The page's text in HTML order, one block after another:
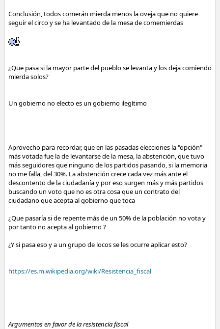
Conclusión, todos comerán mierda menos la oveja que no quiere
seguir el circo y se ha levantado de la mesa de comemierdas
¿Que pasa si la mayor parte del pueblo se levanta y los deja comiendo
mierda solos?
Un gobierno no electo es un gobierno ilegítimo
Aprovecho para recordar, que en las pasadas elecciones la "opción"
más votada fue la de levantarse de la mesa, la abstención, que tuvo
más seguidores que ninguno de los partidos pasando, si la memoria
no me falla, del 30%. La abstención crece cada vez más ante el
descontento de la ciudadanía y por eso surgen más y más partidos
buscando un voto que no es otra cosa que un contrato del
ciudadano que acepta al gobierno que toca
¿Que pasaría si de repente más de un 50% de la población no vota y
por tanto no acepta al gobierno ?
¿Y si pasa eso y a un grupo de locos se les ocurre aplicar esto?
https://es.m.wikipedia.org/wiki/Resistencia_fiscal
Argumentos en favor de la resistencia fiscal